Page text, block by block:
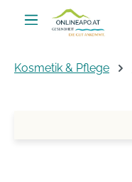
Zum Hauptinhalt springen
Kosmetik & Pflege